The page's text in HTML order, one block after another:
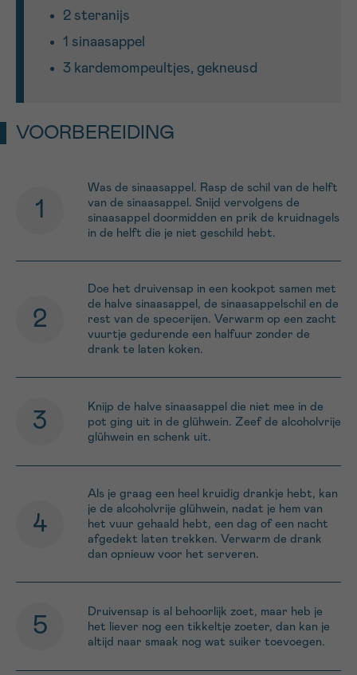
2 steranijs
1 sinaasappel
3 kardemompeultjes, gekneusd
VOORBEREIDING
Was de sinaasappel. Rasp de schil van de helft
van de sinaasappel. Snijd vervolgens de
sinaasappel doormidden en prik de kruidnagels
in de helft die je niet geschild hebt.
Doe het druivensap in een kookpot samen met
de halve sinaasappel, de sinaasappelschil en de
rest van de specerijen. Verwarm op een zacht
vuurtje gedurende een halfuur zonder de
drank te laten koken.
Knijp de halve sinaasappel die niet mee in de
pot ging uit in de glühwein. Zeef de alcoholvrije
glühwein en schenk uit.
Als je graag een heel kruidig drankje hebt, kan
je de alcoholvrije glühwein, nadat je hem van
het vuur gehaald hebt, een dag of een nacht
afgedekt laten trekken. Verwarm de drank
dan opnieuw voor het serveren.
Druivensap is al behoorlijk zoet, maar heb je
het liever nog een tikkeltje zoeter, dan kan je
altijd naar smaak nog wat suiker toevoegen.
Sturen